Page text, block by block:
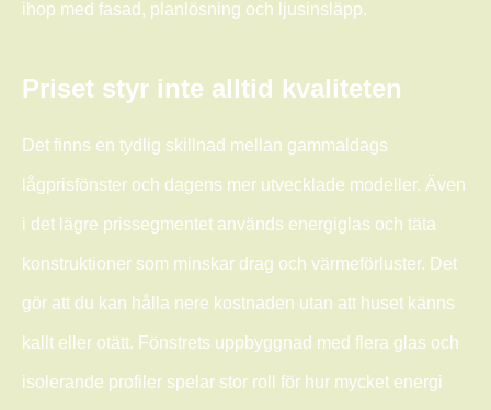
ihop med fasad, planlösning och ljusinsläpp.
Priset styr inte alltid kvaliteten
Det finns en tydlig skillnad mellan gammaldags
lågprisfönster och dagens mer utvecklade modeller. Även
i det lägre prissegmentet används energiglas och täta
konstruktioner som minskar drag och värmeförluster. Det
gör att du kan hålla nere kostnaden utan att huset känns
kallt eller otätt. Fönstrets uppbyggnad med flera glas och
isolerande profiler spelar stor roll för hur mycket energi